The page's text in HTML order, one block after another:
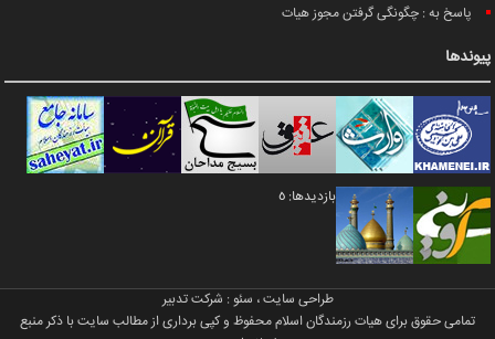
پاسخ به : چگونگی گرفتن مجوز هیات
پیوندها
بازدیدها: 5
طراحی سایت، سئو : شرکت تدبیر
تمامی حقوق برای هیات رزمندگان اسلام محفوظ و کپی برداری از مطالب سایت با ذکر منبع